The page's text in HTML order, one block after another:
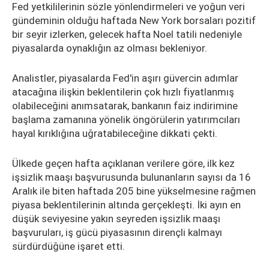
Fed yetkililerinin sözle yönlendirmeleri ve yoğun veri
gündeminin olduğu haftada New York borsaları pozitif
bir seyir izlerken, gelecek hafta Noel tatili nedeniyle
piyasalarda oynaklığın az olması bekleniyor.
Analistler, piyasalarda Fed'in aşırı güvercin adımlar
atacağına ilişkin beklentilerin çok hızlı fiyatlanmış
olabileceğini anımsatarak, bankanın faiz indirimine
başlama zamanına yönelik öngörülerin yatırımcıları
hayal kırıklığına uğratabileceğine dikkati çekti.
Ülkede geçen hafta açıklanan verilere göre, ilk kez
işsizlik maaşı başvurusunda bulunanların sayısı da 16
Aralık ile biten haftada 205 bine yükselmesine rağmen
piyasa beklentilerinin altında gerçekleşti. İki ayın en
düşük seviyesine yakın seyreden işsizlik maaşı
başvuruları, iş gücü piyasasının dirençli kalmayı
sürdürdüğüne işaret etti.